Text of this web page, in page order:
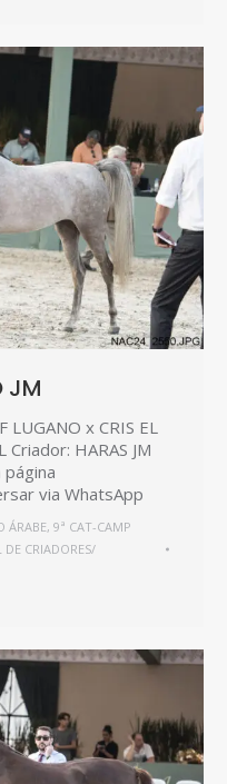
JM
LUGANO x CRIS EL
Criador: HARAS JM
página
via WhatsApp
ÁRABE, 9ª CAT-CAMP
DE CRIADORES/